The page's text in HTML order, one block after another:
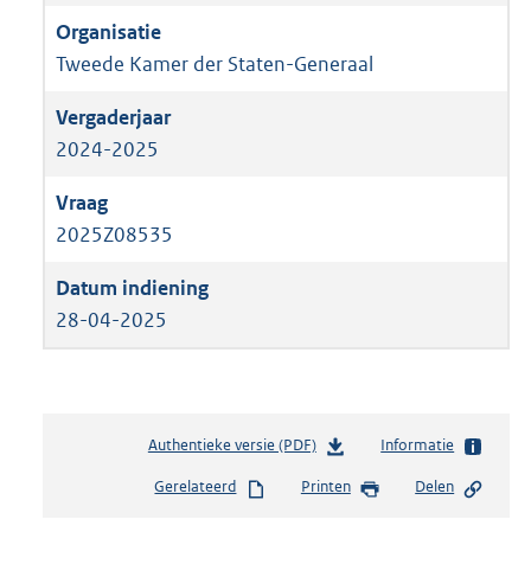
Tweede Kamer der Staten-Generaal
2024-2025
2025Z08535
28-04-2025
Authentieke versie (PDF)b
s
Informatie
Gerelateerd Printen Delen